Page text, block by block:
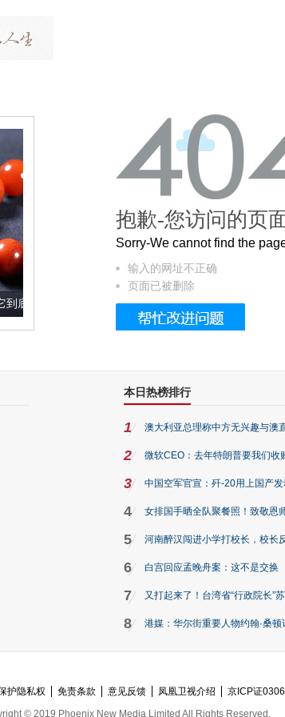
这个3.2米的长卷，还原了
抱歉-您访问的页
Sorry-We cannot find the
输入的网址不正确
页面已被删除
本日热榜排行
1 澳大利亚总理称中方无兴趣与澳
2 微软CEO：去年特朗普要我们收
3 中国空军官宣：歼-20用上国产发
4 女排国手晒全队聚餐照！致敬恩
5 河南醉汉闯进小学打校长，校长
6 白宫回应孟晚舟案：这不是交换
7 又打起来了！台湾省“行政院长”
8 港媒：华尔街重要人物约翰·桑
护隐私权 免责条款 意见反馈 凤凰卫视介绍 京ICP证
© 2019 Phoenix New Media Limited All Rights Reserved.